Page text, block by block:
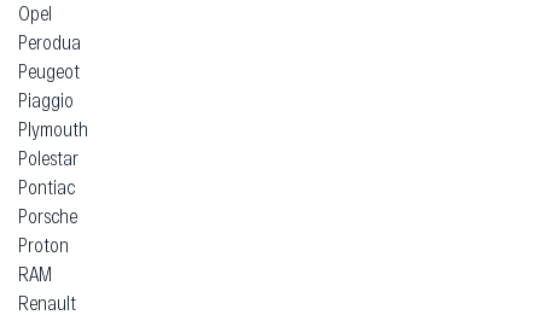
Opel
Perodua
Peugeot
Piaggio
Plymouth
Polestar
Pontiac
Porsche
Proton
RAM
Renault